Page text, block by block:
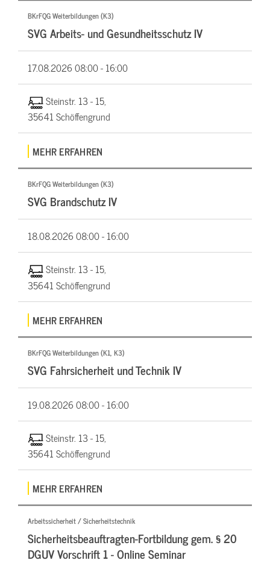
BKrFQG Weiterbildungen (K3)
SVG Arbeits- und Gesundheitsschutz IV
17.08.202608:00 - 16:00
Steinstr. 13 - 15,
35641 Schöffengrund
MEHR ERFAHREN
BKrFQG Weiterbildungen (K3)
SVG Brandschutz IV
18.08.202608:00 - 16:00
Steinstr. 13 - 15,
35641 Schöffengrund
MEHR ERFAHREN
BKrFQG Weiterbildungen (K1, K3)
SVG Fahrsicherheit und Technik IV
19.08.202608:00 - 16:00
Steinstr. 13 - 15,
35641 Schöffengrund
MEHR ERFAHREN
Arbeitssicherheit / Sicherheitstechnik
Sicherheitsbeauftragten-Fortbildung gem. § 20
DGUV Vorschrift 1 - Online Seminar